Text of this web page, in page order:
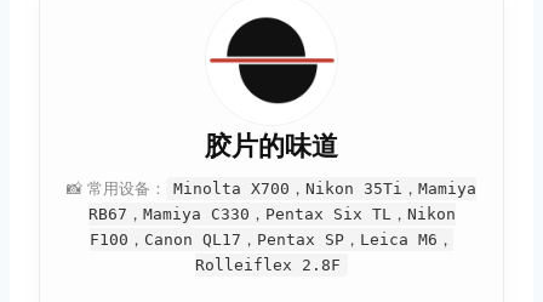
胶片的味道
📸 常用设备：
Minolta X700，Nikon 35Ti，Mamiya
RB67，Mamiya C330，Pentax Six TL，Nikon
F100，Canon QL17，Pentax SP，Leica M6，
Rolleiflex 2.8F